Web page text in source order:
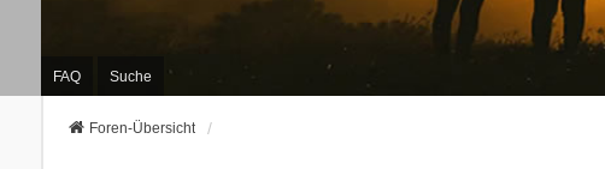
FAQ Suche
Foren-Übersicht